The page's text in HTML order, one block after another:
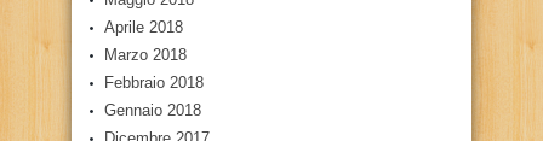
Aprile 2018
Marzo 2018
Febbraio 2018
Gennaio 2018